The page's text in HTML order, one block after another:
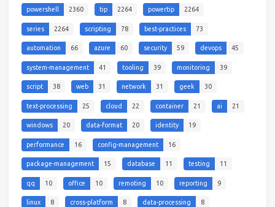
powershell 2360 tip 2264 powertip 2264
series 2264 scripting 78 best-practices 73
automation 66 azure 60 security 59 devops 45
system-management 41 tooling 39 monitoring 39
script 38 web 31 network 31 geek 30
text-processing 25 cloud 22 container 21 ai 21
windows 20 data-format 20 identity 19
performance 16 config-management 16
package-management 15 database 11 testing 11
qq 10 office 10 remoting 10 reporting 9
linux 8 cross-platform 8 data-processing 8